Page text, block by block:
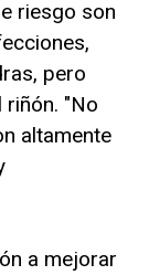
riesgo son
pero
riñón. "No
altamente
a mejorar